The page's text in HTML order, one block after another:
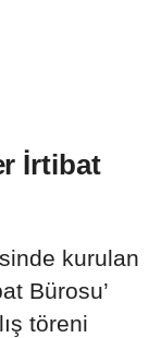
İrtibat
kurulan
Bürosu’
töreni